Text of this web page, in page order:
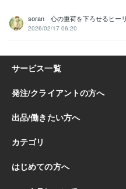
soran 心の重荷を下ろせるヒー
2026/02/17 06:20